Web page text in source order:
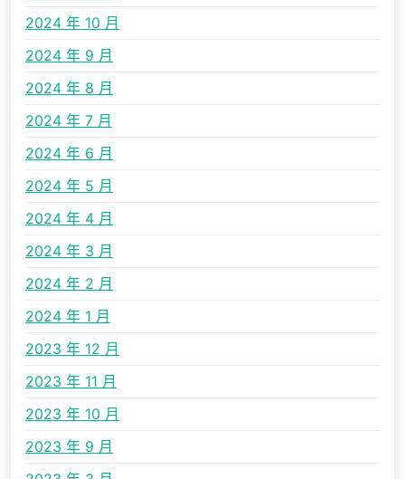
2024 年 10 月
2024 年 9 月
2024 年 8 月
2024 年 7 月
2024 年 6 月
2024 年 5 月
2024 年 4 月
2024 年 3 月
2024 年 2 月
2024 年 1 月
2023 年 12 月
2023 年 11 月
2023 年 10 月
2023 年 9 月